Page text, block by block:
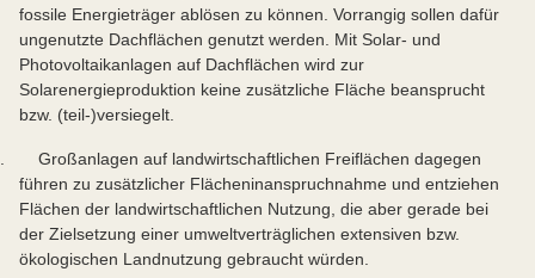
fossile Energieträger ablösen zu können. Vorrangig sollen dafür
ungenutzte Dachflächen genutzt werden. Mit Solar- und
Photovoltaikanlagen auf Dachflächen wird zur
Solarenergieproduktion keine zusätzliche Fläche beansprucht
bzw. (teil-)versiegelt.
Großanlagen auf landwirtschaftlichen Freiflächen dagegen
führen zu zusätzlicher Flächeninanspruchnahme und entziehen
Flächen der landwirtschaftlichen Nutzung, die aber gerade bei
der Zielsetzung einer umweltverträglichen extensiven bzw.
ökologischen Landnutzung gebraucht würden.